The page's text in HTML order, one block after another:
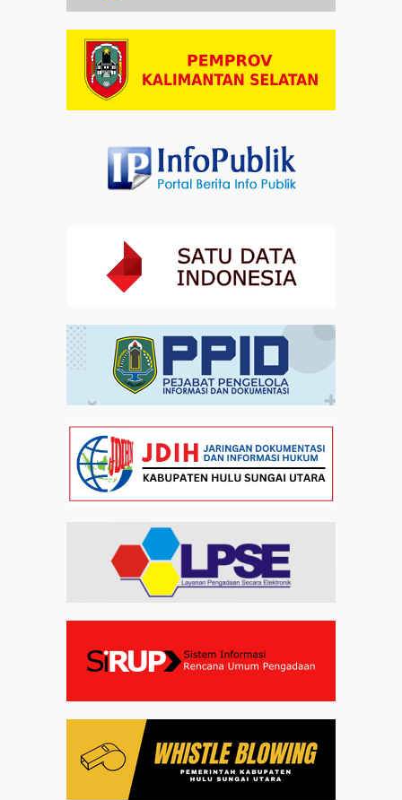
Dalam Zikir dan Doa Kebangsaan, Tio Menemukan
Makna Keberagaman
Artikel 01-08-2026 18:00
Kebangsaan di Monas
31-07-2026 16:04
Pandang terhadap Penyandang Disabilitas